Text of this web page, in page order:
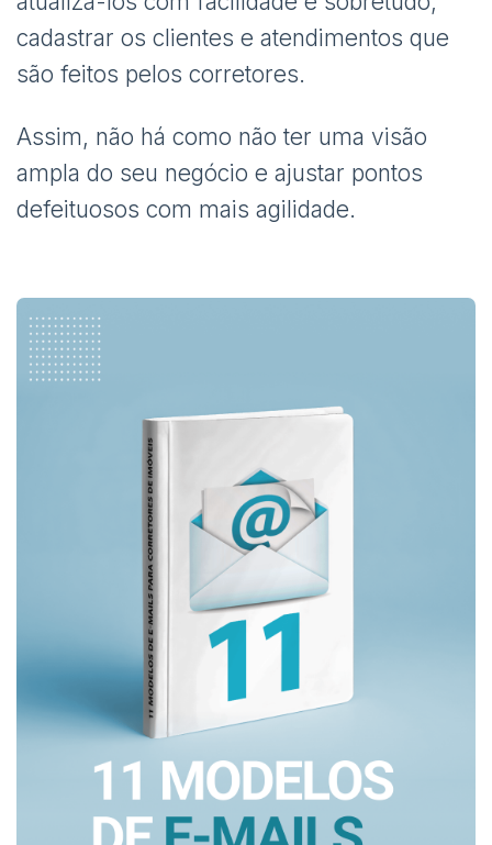
cadastrar os clientes e atendimentos que
são feitos pelos corretores.
Assim, não há como não ter uma visão
ampla do seu negócio e ajustar pontos
defeituosos com mais agilidade.